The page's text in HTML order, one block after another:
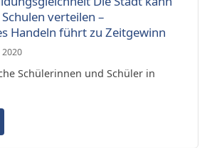
verteilen –
Handeln führt zu Zeitgewinn
Schülerinnen und Schüler in